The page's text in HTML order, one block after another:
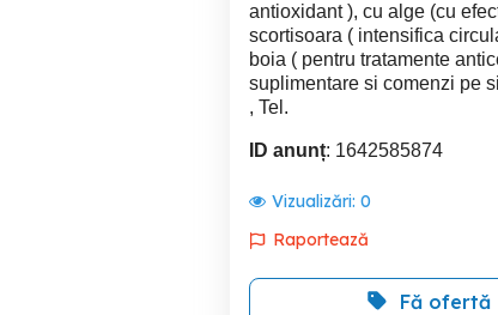
antioxidant ), cu alge (cu
scortisoara ( intensifica
boia ( pentru tratamente
suplimentare si comenzi pe
, Tel.
ID anunț: 1642585874
Vizualizări: 0
Raportează
Fă ofertă